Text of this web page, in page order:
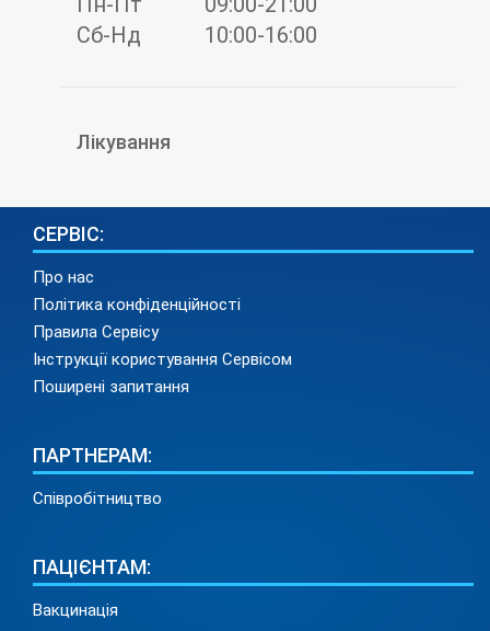
Сб-Нд
10:00-16:00
Лікування
СЕРВІС:
Про нас
Політика конфіденційності
Правила Сервісу
Інструкції користування Сервісом
Поширені запитання
ПАРТНЕРАМ:
Співробітництво
ПАЦІЄНТАМ:
Вакцинація